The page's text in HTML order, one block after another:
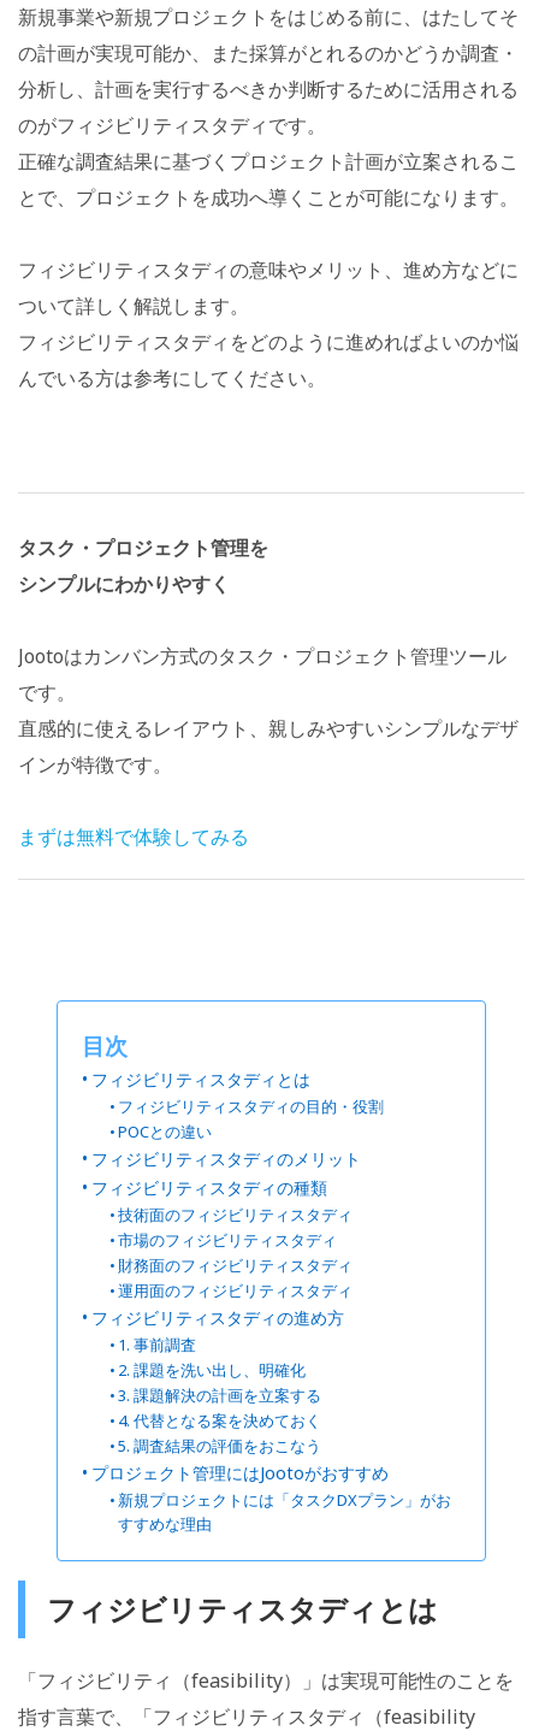
新規事業や新規プロジェクトをはじめる前に、はたしてそ
の計画が実現可能か、また採算がとれるのかどうか調査・
分析し、計画を実行するべきか判断するために活用される
のがフィジビリティスタディです。
正確な調査結果に基づくプロジェクト計画が立案されるこ
とで、プロジェクトを成功へ導くことが可能になります。
フィジビリティスタディの意味やメリット、進め方などに
ついて詳しく解説します。
フィジビリティスタディをどのように進めればよいのか悩
んでいる方は参考にしてください。
タスク・プロジェクト管理を
シンプルにわかりやすく
Jootoはカンバン方式のタスク・プロジェクト管理ツール
です。
直感的に使えるレイアウト、親しみやすいシンプルなデザ
インが特徴です。
まずは無料で体験してみる
目次
フィジビリティスタディとは
フィジビリティスタディの目的・役割
POCとの違い
フィジビリティスタディのメリット
フィジビリティスタディの種類
技術面のフィジビリティスタディ
市場のフィジビリティスタディ
財務面のフィジビリティスタディ
運用面のフィジビリティスタディ
フィジビリティスタディの進め方
1. 事前調査
2. 課題を洗い出し、明確化
3. 課題解決の計画を立案する
4. 代替となる案を決めておく
5. 調査結果の評価をおこなう
プロジェクト管理にはJootoがおすすめ
新規プロジェクトには「タスクDXプラン」がお
すすめな理由
フィジビリティスタディとは
「フィジビリティ（feasibility）」は実現可能性のことを
指す言葉で、「フィジビリティスタディ（feasibility